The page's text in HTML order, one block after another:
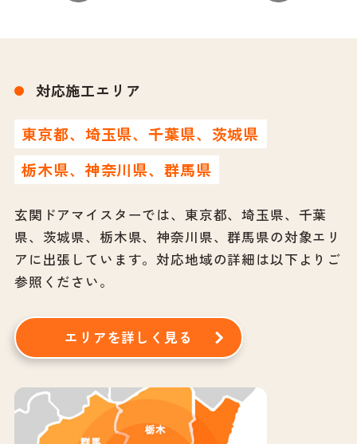
対応施工エリア
東京都、埼玉県、千葉県、茨城県
栃木県、神奈川県、群馬県
玄関ドアマイスターでは、東京都、埼玉県、千葉
県、茨城県、栃木県、神奈川県、群馬県の対象エリ
アに出張しています。 対応地域の詳細は以下よりご
参照ください。
エリアを詳しく見る